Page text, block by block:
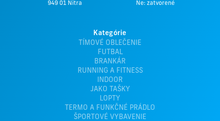
949 01 Nitra
Ne: zatvorené
Kategórie
TÍMOVÉ OBLEČENIE
FUTBAL
BRANKÁR
RUNNING A FITNESS
INDOOR
JAKO TAŠKY
LOPTY
TERMO A FUNKČNÉ PRÁDLO
ŠPORTOVÉ VYBAVENIE